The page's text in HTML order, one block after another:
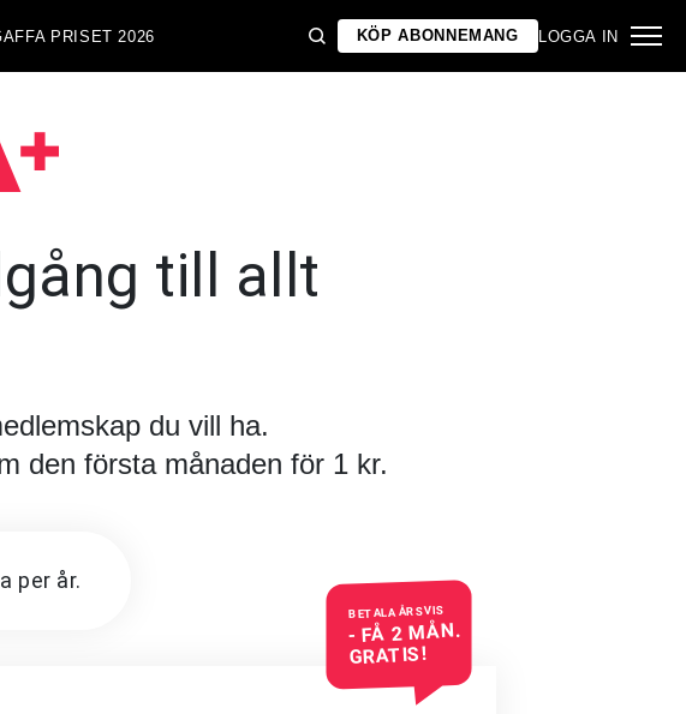
PRISET 2026 KÖP ABONNEMANG LOGGA IN
till allt
du vill ha.
den första månaden för 1 kr.
per år.
BETALA ÅRSVIS
- FÅ 2 MÅN.
GRATIS!